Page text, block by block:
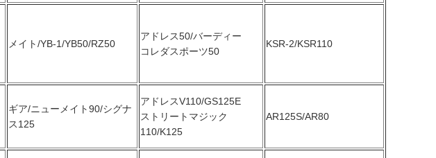
メイト/YB-1/YB50/RZ50
アドレス50/バーディー
コレダスポーツ50
KSR-2/KSR110
ギア/ニューメイト90/シグナ
ス125
アドレスV110/GS125E
ストリートマジック
110/K125
AR125S/AR80